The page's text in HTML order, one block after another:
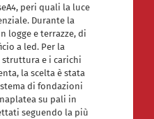
peri quali la luce
Durante la
logge e terrazze, di
a led. Per la
e i carichi
la scelta è stata
di fondazioni
su pali in
seguendo la più